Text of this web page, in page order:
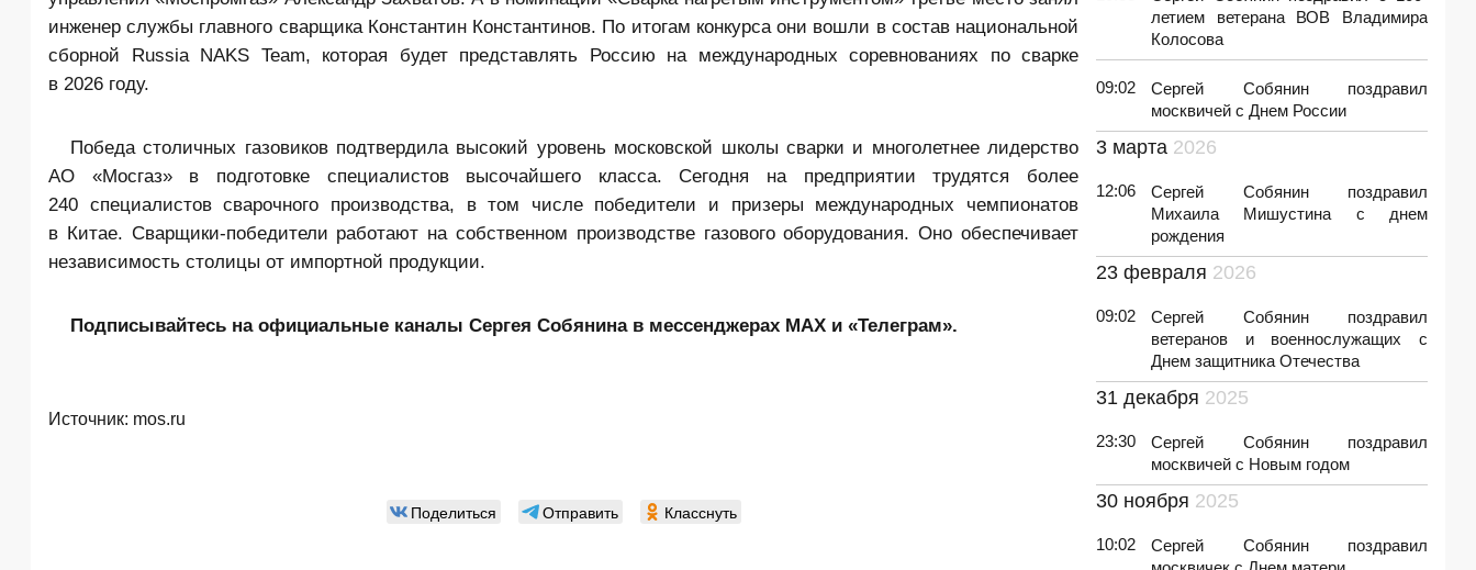
инженер службы главного сварщика Константин Константинов. По итогам конкурса они вошли в состав национальной
сборной Russia NAKS Team, которая будет представлять Россию на международных соревнованиях по сварке
в 2026 году.
Победа столичных газовиков подтвердила высокий уровень московской школы сварки и многолетнее лидерство
АО «Мосгаз» в подготовке специалистов высочайшего класса. Сегодня на предприятии трудятся более
240 специалистов сварочного производства, в том числе победители и призеры международных чемпионатов
в Китае. Сварщики-победители работают на собственном производстве газового оборудования. Оно обеспечивает
независимость столицы от импортной продукции.
Подписывайтесь на официальные каналы Сергея Собянина в мессенджерах MAX и «Телеграм».
Источник: mos.ru
Поделиться Отправить Класснуть
летием ветерана ВОВ Владимира
Колосова
09:02
Сергей Собянин поздравил
москвичей с Днем России
3 марта 2026
12:06
Сергей Собянин поздравил
Михаила Мишустина с днем
рождения
23 февраля 2026
09:02
Сергей Собянин поздравил
ветеранов и военнослужащих с
Днем защитника Отечества
31 декабря 2025
23:30
Сергей Собянин поздравил
москвичей с Новым годом
30 ноября 2025
10:02
Сергей Собянин поздравил